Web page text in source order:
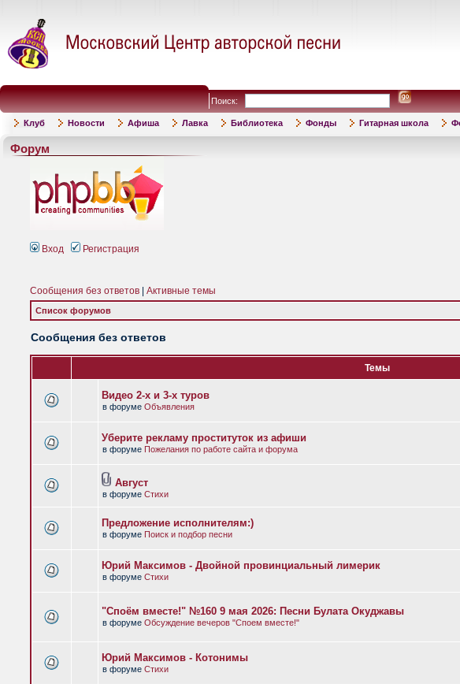
Поиск:
Клуб Новости Афиша Лавка Библиотека Фонды Гитарная школа
Форум
Вход Регистрация
Сообщения без ответов Активные темы
Список форумов
Сообщения без ответов
Темы
Видео 2-х и 3-х туров
в форуме Объявления
Уберите рекламу проституток из афиши
в форуме Пожелания по работе сайта и форума
Август
в форуме Стихи
Предложение исполнителям:)
в форуме Поиск и подбор песни
Юрий Максимов - Двойной провинциальный лимерик
в форуме Стихи
"Споём вместе!" №160 9 мая 2026: Песни Булата Окуджавы
в форуме Обсуждение вечеров "Споем вместе!"
Юрий Максимов - Котонимы
в форуме Стихи